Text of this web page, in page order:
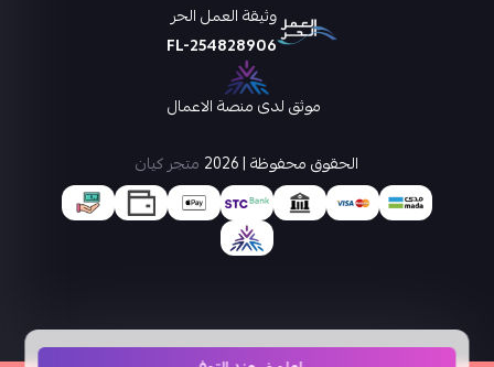
وثيقة العمل الحر
FL-254828906
موثق لدى منصة الاعمال
الحقوق محفوظة | 2026
متجر كيان